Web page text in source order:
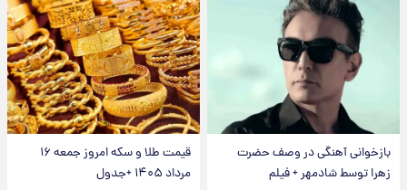
بازخوانی آهنگی در وصف حضرت
زهرا توسط شادمهر + فیلم
قیمت طلا و سکه امروز جمعه ۱۶
مرداد ۱۴۰۵ +جدول